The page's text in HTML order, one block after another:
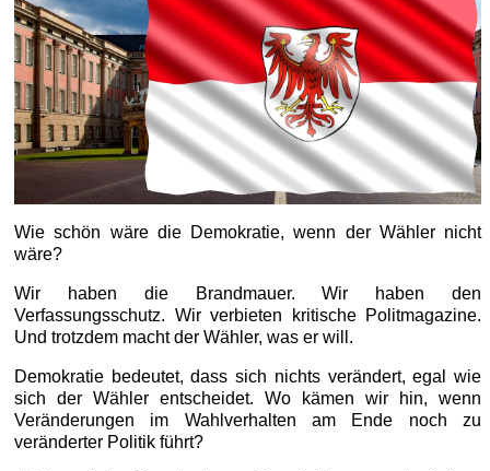
Wie schön wäre die Demokratie, wenn der Wähler nicht
wäre?
Wir haben die Brandmauer. Wir haben den
Verfassungsschutz. Wir verbieten kritische Politmagazine.
Und trotzdem macht der Wähler, was er will.
Demokratie bedeutet, dass sich nichts verändert, egal wie
sich der Wähler entscheidet. Wo kämen wir hin, wenn
Veränderungen im Wahlverhalten am Ende noch zu
veränderter Politik führt?